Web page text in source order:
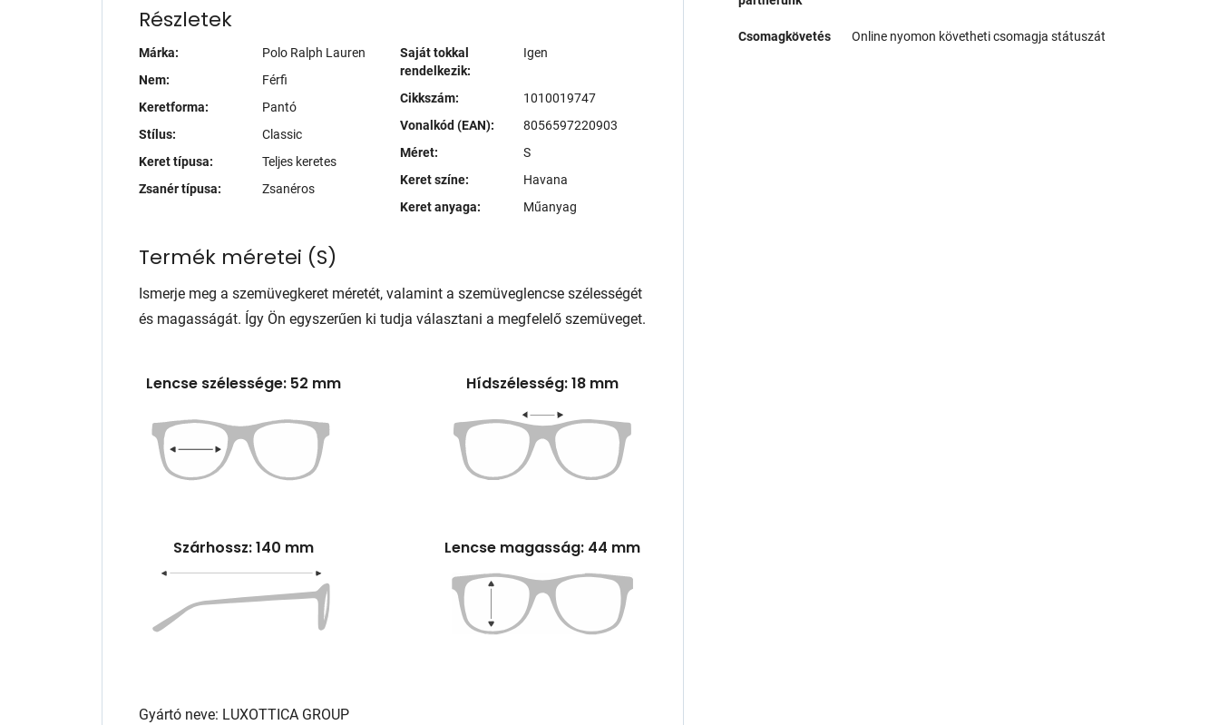
Részletek
Márka:
Polo Ralph Lauren
Nem:
Férfi
Keretforma:
Pantó
Stílus:
Classic
Keret típusa:
Teljes keretes
Zsanér típusa:
Zsanéros
Saját tokkal
rendelkezik:
Igen
Cikkszám:
1010019747
Vonalkód (EAN):
8056597220903
Méret:
S
Keret színe:
Havana
Keret anyaga:
Műanyag
Termék méretei (S)
Ismerje meg a szemüvegkeret méretét, valamint a szemüveglencse szélességét
és magasságát. Így Ön egyszerűen ki tudja választani a megfelelő szemüveget.
Lencse szélessége: 52 mm Hídszélesség: 18 mm
Szárhossz: 140 mm Lencse magasság: 44 mm
Gyártó neve: LUXOTTICA GROUP
Csomagkövetés Online nyomon követheti csomagja státuszát